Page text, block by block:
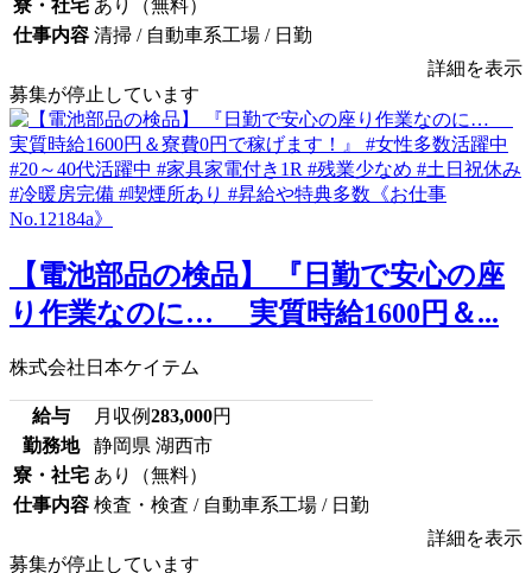
寮・社宅 あり（無料）
仕事内容 清掃 / 自動車系工場 / 日勤
詳細を表示
募集が停止しています
【電池部品の検品】 『日勤で安心の座
り作業なのに… 実質時給1600円＆...
株式会社日本ケイテム
給与 月収例283,000円
勤務地
静岡県 湖西市
寮・社宅 あり（無料）
仕事内容 検査・検査 / 自動車系工場 / 日勤
詳細を表示
募集が停止しています